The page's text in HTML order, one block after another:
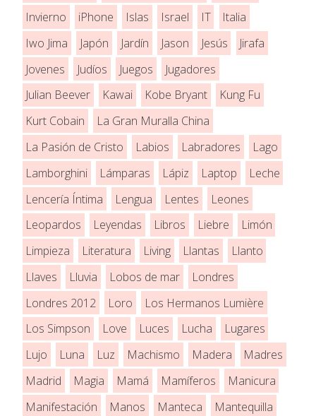
Invierno
iPhone Islas Israel IT
Italia
Iwo Jima
Japón Jardín Jason Jesús
Jirafa
Jovenes
Judíos Juegos
Jugadores
Julian Beever
Kawai Kobe Bryant
Kung Fu
Kurt Cobain
La Gran Muralla China
La Pasión de Cristo
Labios Labradores
Lago
Lamborghini
Lámparas Lápiz Laptop
Leche
Lencería Íntima
Lengua Lentes
Leones
Leopardos
Leyendas Libros Liebre
Limón
Limpieza
Literatura Living Llantas
Llanto
Llaves
Lluvia Lobos de mar
Londres
Londres 2012
Loro
Los Hermanos Lumière
Los Simpson
Love Luces Lucha
Lugares
Lujo
Luna Luz Machismo Madera
Madres
Madrid
Magia Mamá Mamíferos
Manicura
Manifestación
Manos Manteca Mantequilla